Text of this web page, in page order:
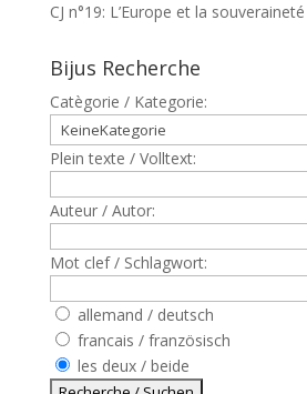
CJ n°19: L’Europe et la
Bijus Recherche
Catègorie / Kategorie:
Plein texte / Volltext:
Auteur / Autor:
Mot clef / Schlagwort:
allemand / deutsch
francais / französisch
les deux / beide